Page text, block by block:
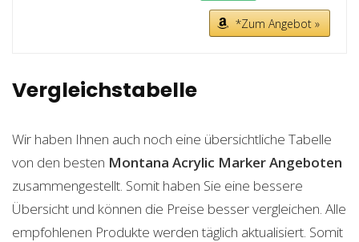
*Zum Angebot »
Vergleichstabelle
Wir haben Ihnen auch noch eine übersichtliche Tabelle
von den besten Montana Acrylic MarkerAngeboten
zusammengestellt. Somit haben Sie eine bessere
Übersicht und können die Preise besser vergleichen. Alle
empfohlenen Produkte werden täglich aktualisiert. Somit